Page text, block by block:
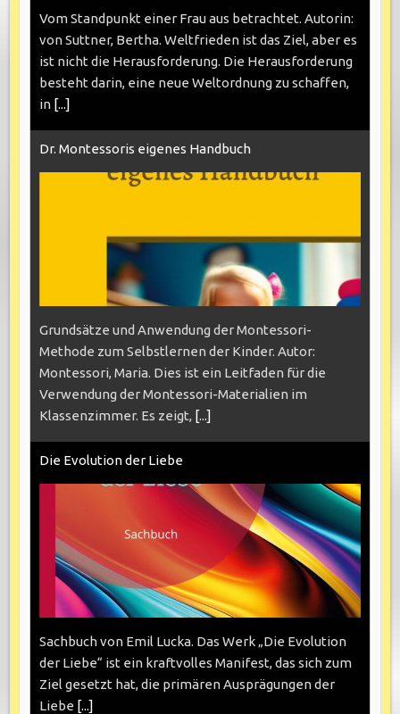
Vom Standpunkt einer Frau aus betrachtet. Autorin:
von Suttner, Bertha. Weltfrieden ist das Ziel, aber es
ist nicht die Herausforderung. Die Herausforderung
besteht darin, eine neue Weltordnung zu schaffen,
in [...]
Dr. Montessoris eigenes Handbuch
Grundsätze und Anwendung der Montessori-
Methode zum Selbstlernen der Kinder. Autor:
Montessori, Maria. Dies ist ein Leitfaden für die
Verwendung der Montessori-Materialien im
Klassenzimmer. Es zeigt, [...]
Die Evolution der Liebe
Sachbuch von Emil Lucka. Das Werk „Die Evolution
der Liebe“ ist ein kraftvolles Manifest, das sich zum
Ziel gesetzt hat, die primären Ausprägungen der
Liebe [...]